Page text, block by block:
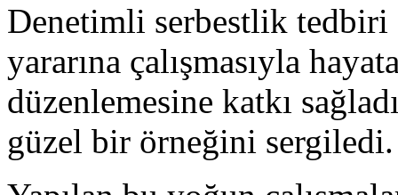
Denetimli serbestlik
yararına çalışmasıyla
düzenlemesine katkı
güzel bir örneğini sergiledi.